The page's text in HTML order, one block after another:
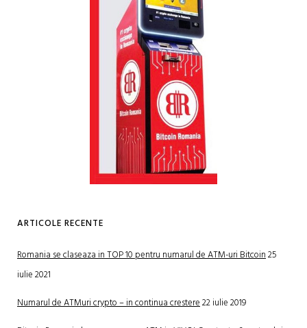
ARTICOLE RECENTE
Romania se claseaza in TOP 10 pentru numarul de ATM-uri Bitcoin25
iulie 2021
Numarul de ATMuri crypto – in continua crestere22 iulie 2019